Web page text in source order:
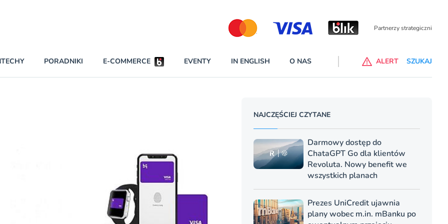
Partnerzy wspierający
Obie firmy wprowadzone na listę ostrzeżeń naruszyły ustawę Prawo bankowe
PORADNIKI E-COMMERCE EVENTY IN ENGLISH O NAS ALERT SZUKAJ
NAJCZĘŚCIEJ CZYTANE
Darmowy dostęp do
ChataGPT Go dla klientów
Revoluta. Nowy benefit we
wszystkich planach
Prezes UniCredit ujawnia
plany wobec m.in. mBanku po